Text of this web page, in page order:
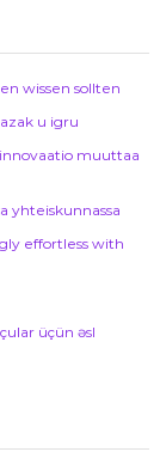
wissen sollten
u igru
muuttaa
yhteiskunnassa
effortless with
üçün əsl